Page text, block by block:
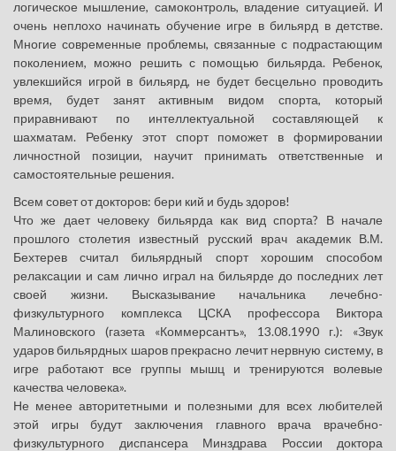
логическое мышление, самоконтроль, владение ситуацией. И
очень неплохо начинать обучение игре в бильярд в детстве.
Многие современные проблемы, связанные с подрастающим
поколением, можно решить с помощью бильярда. Ребенок,
увлекшийся игрой в бильярд, не будет бесцельно проводить
время, будет занят активным видом спорта, который
приравнивают по интеллектуальной составляющей к
шахматам. Ребенку этот спорт поможет в формировании
личностной позиции, научит принимать ответственные и
самостоятельные решения.
Всем совет от докторов: бери кий и будь здоров!
Что же дает человеку бильярда как вид спорта? В начале
прошлого столетия известный русский врач академик В.М.
Бехтерев считал бильярдный спорт хорошим способом
релаксации и сам лично играл на бильярде до последних лет
своей жизни. Высказывание начальника лечебно-
физкультурного комплекса ЦСКА профессора Виктора
Малиновского (газета «Коммерсантъ», 13.08.1990 г.): «Звук
ударов бильярдных шаров прекрасно лечит нервную систему, в
игре работают все группы мышц и тренируются волевые
качества человека».
Не менее авторитетными и полезными для всех любителей
этой игры будут заключения главного врача врачебно-
физкультурного диспансера Минздрава России доктора